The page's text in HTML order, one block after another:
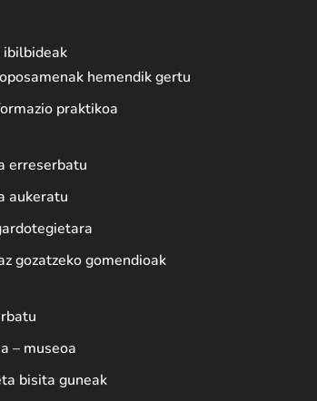
hemendik gertu
praktikoa
erreserbatu
aukeratu
gozatzeko gomendioak
– museoa
bisita guneak